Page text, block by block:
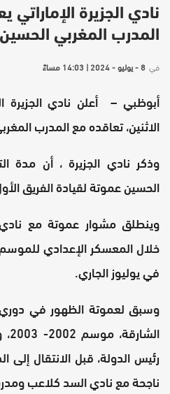
نادي الجزيرة
المدرب المغربي
في 8 - يوليو - 2024 | 14:03 مساءً
أبوظبي – أعلن نادي الجزيرة
الاثنين، تعاقده مع المدرب
وذكر نادي الجزيرة ، أن مدة
الحسين عموتة لقيادة الفريق الأول
وينطلق مشوار عموتة مع
خلال المعسكر الإعدادي للموسم
في يوليوز الجاري.
وسبق لعموتة الظهور في دوري
رئيس الدولة، قبل الانتقال
ناجحة مع نادي السد كلاعب